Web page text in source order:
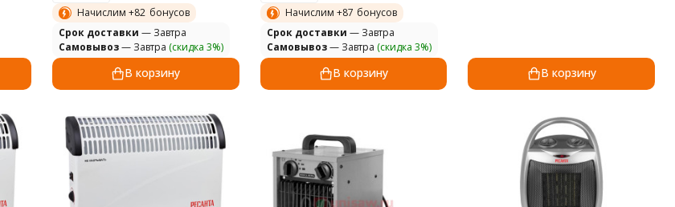
Начислим +82 бонусов
Cрок доставки — Завтра
Самовывоз— Завтра (скидка 3%)
В корзину
Начислим +87 бонусов
Cрок доставки — Завтра
Самовывоз— Завтра (скидка 3%)
В корзину В корзину